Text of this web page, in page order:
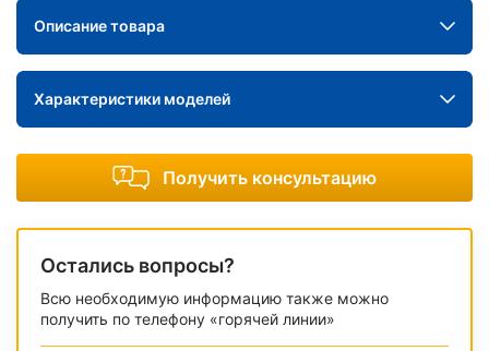
Описание товара
Характеристики моделей
Получить консультацию
Остались вопросы?
Всю необходимую информацию также можно
получить по телефону «горячей линии»